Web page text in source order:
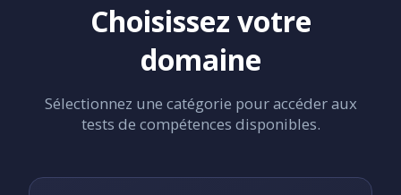
Choisissez votre
domaine
Sélectionnez une catégorie pour accéder aux
tests de compétences disponibles.